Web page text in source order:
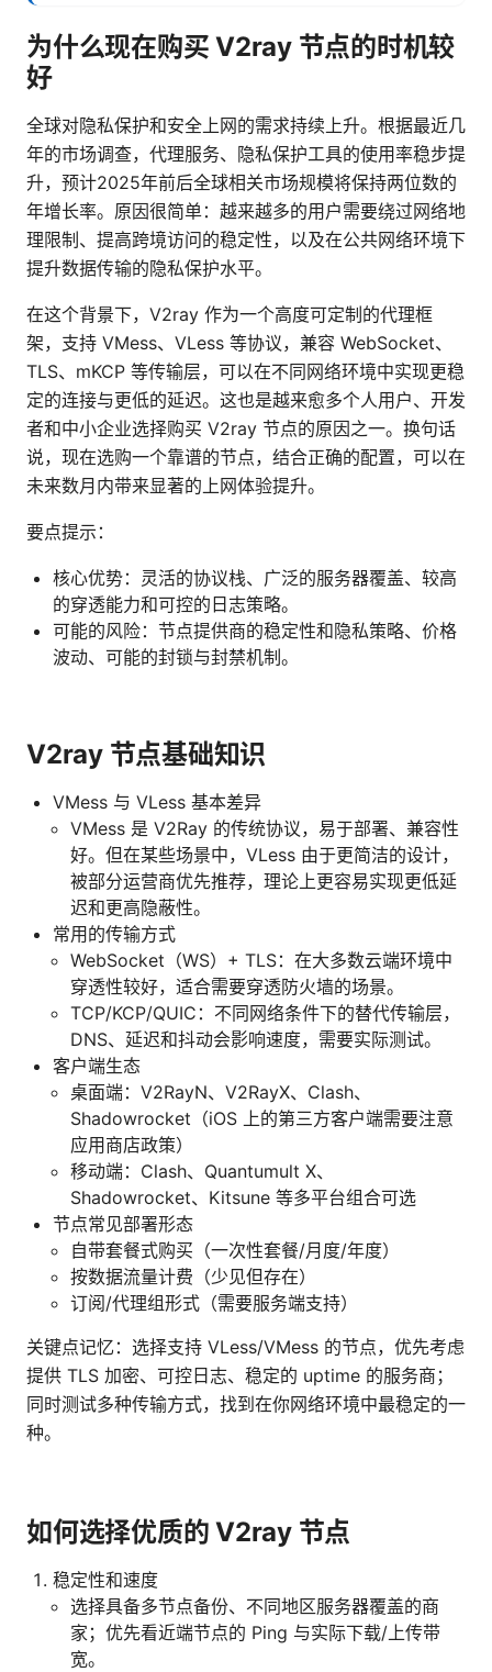
为什么现在购买 V2ray 节点的时机较
好
全球对隐私保护和安全上网的需求持续上升。根据最近几
年的市场调查，代理服务、隐私保护工具的使用率稳步提
升，预计2025年前后全球相关市场规模将保持两位数的
年增长率。原因很简单：越来越多的用户需要绕过网络地
理限制、提高跨境访问的稳定性，以及在公共网络环境下
提升数据传输的隐私保护水平。
在这个背景下，V2ray 作为一个高度可定制的代理框
架，支持 VMess、VLess 等协议，兼容 WebSocket、
TLS、mKCP 等传输层，可以在不同网络环境中实现更稳
定的连接与更低的延迟。这也是越来愈多个人用户、开发
者和中小企业选择购买 V2ray 节点的原因之一。换句话
说，现在选购一个靠谱的节点，结合正确的配置，可以在
未来数月内带来显著的上网体验提升。
要点提示：
核心优势：灵活的协议栈、广泛的服务器覆盖、较高
的穿透能力和可控的日志策略。
可能的风险：节点提供商的稳定性和隐私策略、价格
波动、可能的封锁与封禁机制。
V2ray 节点基础知识
VMess 与 VLess 基本差异
VMess 是 V2Ray 的传统协议，易于部署、兼容性
好。但在某些场景中，VLess 由于更简洁的设计，
被部分运营商优先推荐，理论上更容易实现更低延
迟和更高隐蔽性。
常用的传输方式
WebSocket（WS）+ TLS：在大多数云端环境中
穿透性较好，适合需要穿透防火墙的场景。
TCP/KCP/QUIC：不同网络条件下的替代传输层，
DNS、延迟和抖动会影响速度，需要实际测试。
客户端生态
桌面端：V2RayN、V2RayX、Clash、
Shadowrocket（iOS 上的第三方客户端需要注意
应用商店政策）
移动端：Clash、Quantumult X、
Shadowrocket、Kitsune 等多平台组合可选
节点常见部署形态
自带套餐式购买（一次性套餐/月度/年度）
按数据流量计费（少见但存在）
订阅/代理组形式（需要服务端支持）
关键点记忆：选择支持 VLess/VMess 的节点，优先考虑
提供 TLS 加密、可控日志、稳定的 uptime 的服务商；
同时测试多种传输方式，找到在你网络环境中最稳定的一
种。
如何选择优质的 V2ray 节点
稳定性和速度
选择具备多节点备份、不同地区服务器覆盖的商
家；优先看近端节点的 Ping 与实际下载/上传带
宽。